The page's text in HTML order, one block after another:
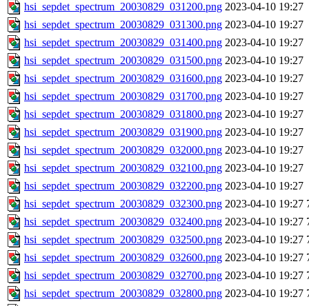
hsi_sepdet_spectrum_20030829_031200.png 2023-04-10 19:27
hsi_sepdet_spectrum_20030829_031300.png 2023-04-10 19:27
hsi_sepdet_spectrum_20030829_031400.png 2023-04-10 19:27
hsi_sepdet_spectrum_20030829_031500.png 2023-04-10 19:27
hsi_sepdet_spectrum_20030829_031600.png 2023-04-10 19:27
hsi_sepdet_spectrum_20030829_031700.png 2023-04-10 19:27
hsi_sepdet_spectrum_20030829_031800.png 2023-04-10 19:27
hsi_sepdet_spectrum_20030829_031900.png 2023-04-10 19:27
hsi_sepdet_spectrum_20030829_032000.png 2023-04-10 19:27
hsi_sepdet_spectrum_20030829_032100.png 2023-04-10 19:27
hsi_sepdet_spectrum_20030829_032200.png 2023-04-10 19:27
hsi_sepdet_spectrum_20030829_032300.png 2023-04-10 19:27
hsi_sepdet_spectrum_20030829_032400.png 2023-04-10 19:27
hsi_sepdet_spectrum_20030829_032500.png 2023-04-10 19:27
hsi_sepdet_spectrum_20030829_032600.png 2023-04-10 19:27
hsi_sepdet_spectrum_20030829_032700.png 2023-04-10 19:27
hsi_sepdet_spectrum_20030829_032800.png 2023-04-10 19:27